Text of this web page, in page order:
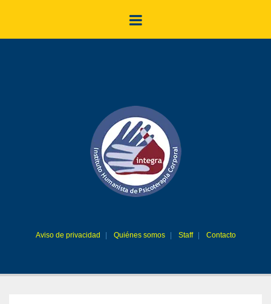
Aviso de privacidad Quiénes somos Staff Contacto